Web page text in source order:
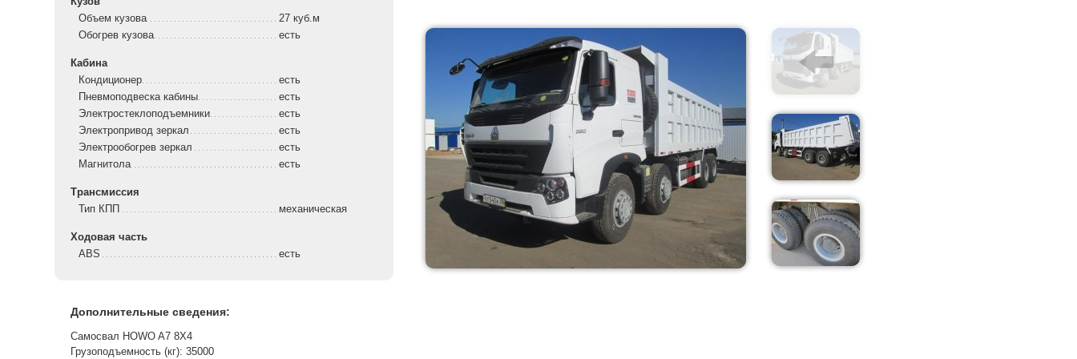
Объем кузова
27 куб.м
Обогрев кузова
есть
Кабина
Кондиционер
есть
Пневмоподвеска кабины
есть
Электростеклоподъемники
есть
Электропривод зеркал
есть
Электрообогрев зеркал
есть
Магнитола
есть
Трансмиссия
Тип КПП
механическая
Ходовая часть
ABS
есть
Дополнительные сведения:
Самосвал HOWO A7 8Х4
Грузоподъемность (кг): 35000